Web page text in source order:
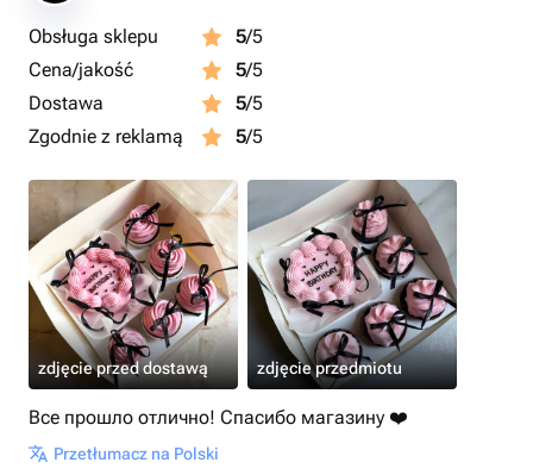
Obsługa sklepu 5/5
Cena/jakość
5/5
Dostawa
5/5
Zgodnie z reklamą
5/5
zdjęcie przed dostawą zdjęcie przedmiotu
Все прошло отлично! Спасибо магазину ❤️
Przetłumacz na Polski